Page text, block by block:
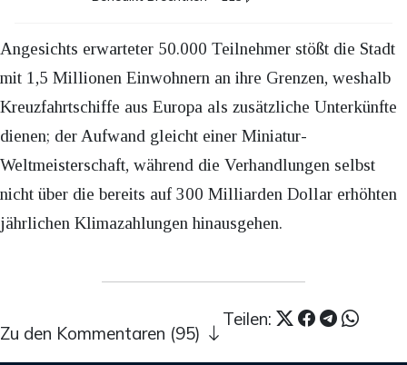
Angesichts erwarteter 50.000 Teilnehmer stößt die Stadt
mit 1,5 Millionen Einwohnern an ihre Grenzen, weshalb
Kreuzfahrtschiffe aus Europa als zusätzliche Unterkünfte
dienen; der Aufwand gleicht einer Miniatur-
Weltmeisterschaft, während die Verhandlungen selbst
nicht über die bereits auf 300 Milliarden Dollar erhöhten
jährlichen Klimazahlungen hinausgehen.
Teilen:
Zu den Kommentaren (95)